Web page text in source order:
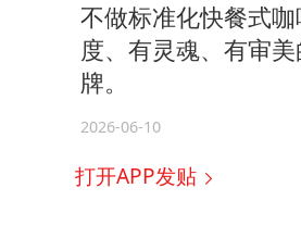
不做标准化快餐式
度、有灵魂、有审
牌。
2026-06-10
打开APP发贴